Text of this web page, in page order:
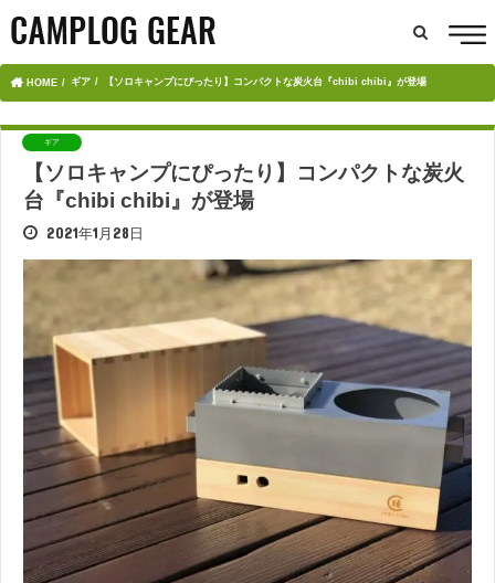
HOME ギア 【ソロキャンプにぴったり】コンパクトな炭火台『chibi chibi』が登場
ギア
【ソロキャンプにぴったり】コンパクトな炭火
台『chibi chibi』が登場
2021年1月28日